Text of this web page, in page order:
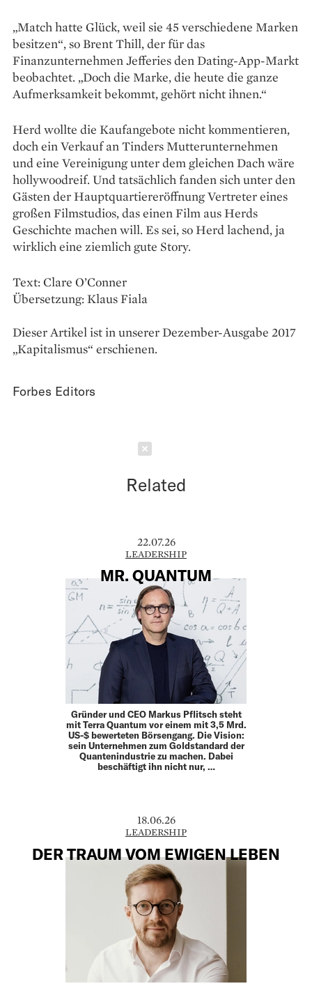
„Match hatte Glück, weil sie 45 verschiedene Marken
besitzen“, so Brent Thill, der für das
Finanzunternehmen Jefferies den Dating-App-Markt
beobachtet. „Doch die Marke, die heute die ganze
Aufmerksamkeit bekommt, gehört nicht ihnen.“
Herd wollte die ­Kaufangebote nicht kommentieren,
doch ein Verkauf an Tinders Mutterunternehmen
und eine Vereinigung unter dem gleichen Dach wäre
hollywood­reif. Und tatsächlich fanden sich unter den
Gästen der Hauptquartier­eröffnung Vertreter eines
großen Filmstudios, das einen Film aus Herds
Geschichte machen will. Es sei, so Herd lachend, ja
wirklich eine ziemlich gute Story.
Text: Clare O’Conner
Übersetzung: Klaus Fiala
Dieser Artikel ist in unserer Dezember-Ausgabe 2017
„Kapitalismus“ erschienen.
Forbes Editors
Related
22.07.26
LEADERSHIP
MR. QUANTUM
Gründer und CEO Markus Pflitsch steht
mit Terra Quantum vor einem mit 3,5 Mrd.
US-$ bewerteten Börsengang. Die Vision:
sein Unternehmen zum Goldstandard der
Quantenindustrie zu machen. Dabei
beschäftigt ihn nicht nur, …
18.06.26
LEADERSHIP
DER TRAUM VOM EWIGEN LEBEN